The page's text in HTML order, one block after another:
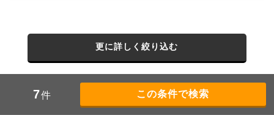
更に詳しく絞り込む
7件